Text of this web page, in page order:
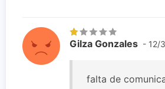
Gilza Gonzales - 12/
falta de